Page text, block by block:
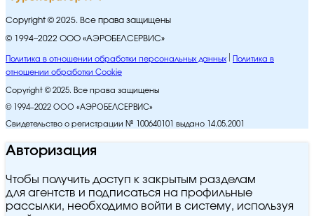
Copyright © 2025. Все права защищены
© 1994–2022 ООО «АЭРОБЕЛСЕРВИС»
Политика в отношении обработки персональных данных
Политика в
отношении обработки Cookie
Copyright © 2025. Все права защищены
© 1994–2022 ООО «АЭРОБЕЛСЕРВИС»
Свидетельство о регистрации № 100640101 выдано 14.05.2001
Авторизация
Чтобы получить доступ к закрытым разделам
для агентств и подписаться на профильные
рассылки, необходимо войти в систему, используя